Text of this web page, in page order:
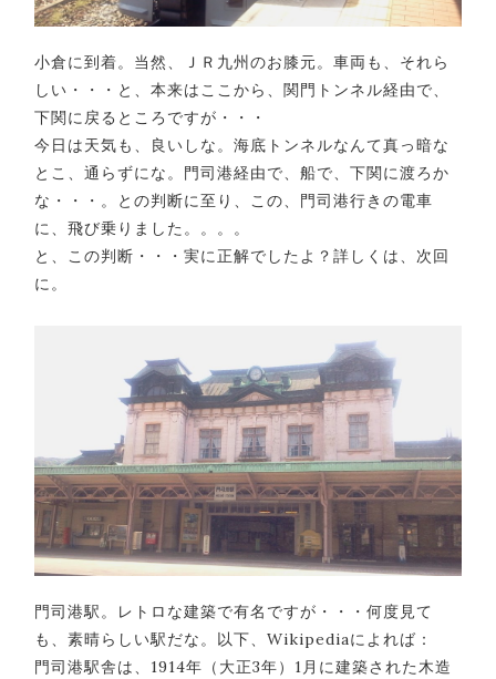
小倉に到着。当然、ＪＲ九州のお膝元。車両も、それら
しい・・・と、本来はここから、関門トンネル経由で、
下関に戻るところですが・・・
今日は天気も、良いしな。海底トンネルなんて真っ暗な
とこ、通らずにな。門司港経由で、船で、下関に渡ろか
な・・・。との判断に至り、この、門司港行きの電車
に、飛び乗りました。。。。
と、この判断・・・実に正解でしたよ？詳しくは、次回
に。
門司港駅。レトロな建築で有名ですが・・・何度見て
も、素晴らしい駅だな。以下、Wikipediaによれば：
門司港駅舎は、1914年（大正3年）1月に建築された木造